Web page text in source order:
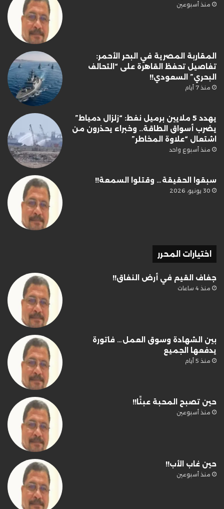
منذ أسبوعين
المقاربة المصرية في البحر الأحمر:
تفاصيل تحفظ القاهرة على “التحالف
البحري” السعودي!!
منذ 7 أيام
يهدد 5 ملايين برميل نفط: “زلزال دمياط”
يضرب أسواق الطاقة.. وخبراء يحذرون من
اشتعال “علاوة المخاطر”
منذ أسبوع واحد
سبقوا الحقيقة… وقتلوا السمعة!!
30 يونيو، 2026
اختيارات المحرر
جفاف القيم في أرض النفاق!!
منذ 4 ساعات
بين الشهادة وسوق العمل… فاتورة
يدفعها الجميع
منذ 5 أيام
حين تصبح المحبة عبئًا!!
منذ أسبوعين
حين غاب الأب!!
منذ أسبوعين